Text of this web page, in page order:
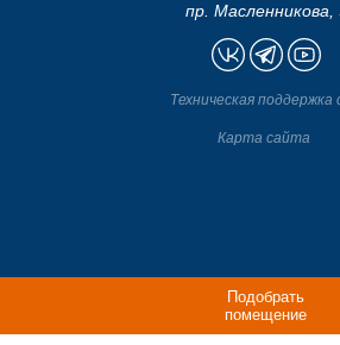
Подобрать
помещение
пр. Масленникова,
Техническая поддержка
Карта сайта